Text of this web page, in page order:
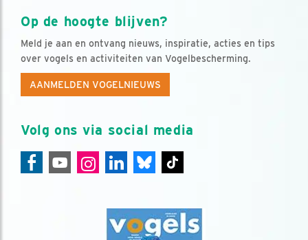
Op de hoogte blijven?
Meld je aan en ontvang nieuws, inspiratie, acties en tips
over vogels en activiteiten van Vogelbescherming.
AANMELDEN VOGELNIEUWS
Volg ons via social media